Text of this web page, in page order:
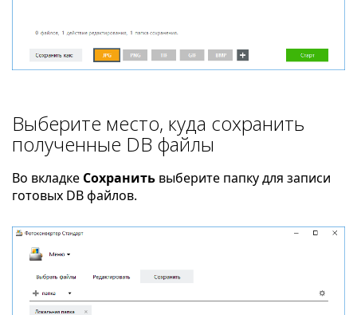
Выберите место, куда сохранить
полученные DB файлы
Во вкладке Сохранить выберите папку для записи
готовых DB файлов.